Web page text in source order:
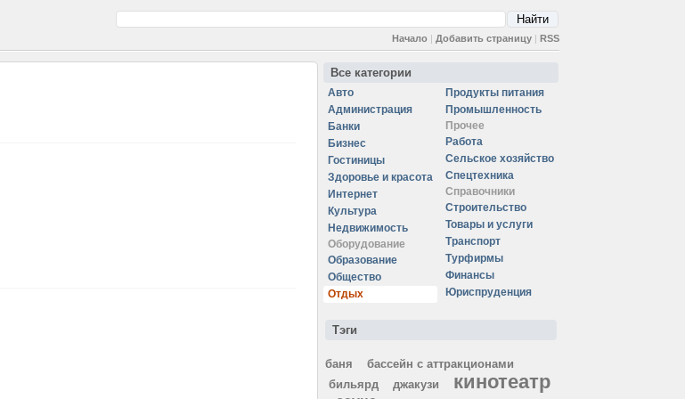
Начало | Добавить страницу | RSS
Все категории
Авто
Администрация
Банки
Бизнес
Гостиницы
Здоровье и красота
Интернет
Культура
Недвижимость
Оборудование
Образование
Общество
Отдых
Продукты питания
Промышленность
Прочее
Работа
Сельское хозяйство
Спецтехника
Справочники
Строительство
Товары и услуги
Транспорт
Турфирмы
Финансы
Юриспруденция
Тэги
баня
бассейн с аттракционами
бильярд
джакузи кинотеатр